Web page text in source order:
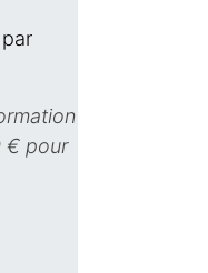
€ pour